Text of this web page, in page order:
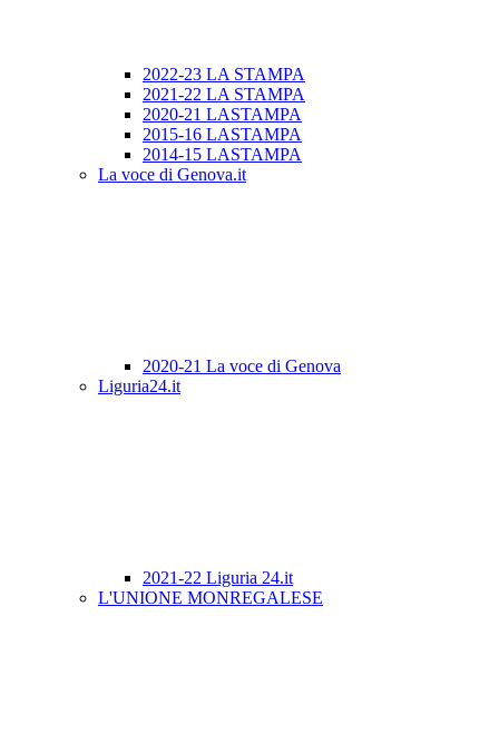
2022-23 LA STAMPA
2021-22 LA STAMPA
2020-21 LASTAMPA
2015-16 LASTAMPA
2014-15 LASTAMPA
La voce di Genova.it
2020-21 La voce di Genova
Liguria24.it
2021-22 Liguria 24.it
L'UNIONE MONREGALESE